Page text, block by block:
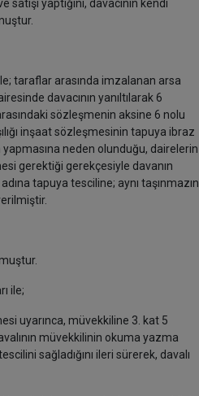
yaptığını, davacının kendi
taraflar arasında imzalanan arsa
davacının yanıltılarak 6
sözleşmenin aksine 6 nolu
inşaat sözleşmesinin tapuya ibraz
yapmasına neden olunduğu, dairelerin
gerektiği gerekçesiyle davanın
tapuya tesciline; aynı taşınmazın
ile;
uyarınca, müvekkiline 3. kat 5
müvekkilinin okuma yazma
sağladığını ileri sürerek, davalı